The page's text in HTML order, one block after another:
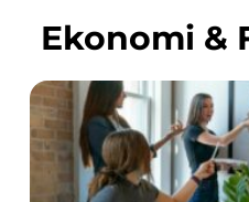
Ekonomi